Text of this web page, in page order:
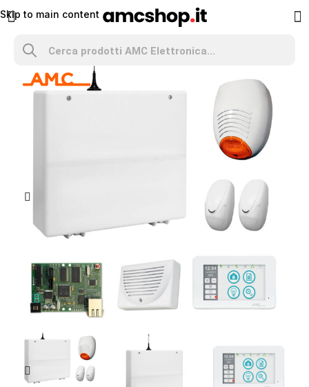
Skip to main content